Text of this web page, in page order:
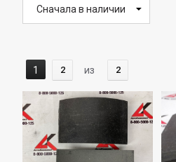
Сначала в наличии
1 2 из 2